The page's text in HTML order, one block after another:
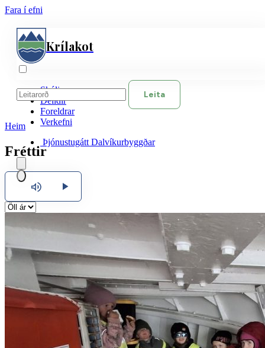
Fara í efni
Krílakot
Skólinn
Deildir
Foreldrar
Verkefni
Þjónustugátt Dalvíkurbyggðar
English
Polski
Leita
Heim
Fréttir
Hlusta